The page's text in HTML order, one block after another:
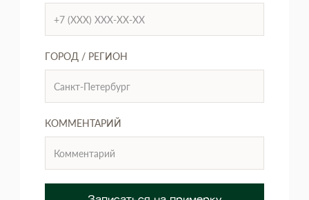
ГОРОД / РЕГИОН
КОММЕНТАРИЙ